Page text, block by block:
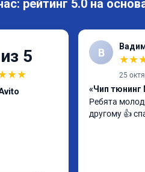
рейтинг 5.0 на
5
★★
В
★★
25
«Чип тюнинг
Ребята
другому 👍